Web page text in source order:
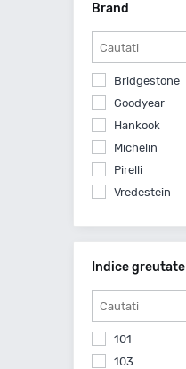
Brand
Bridgestone
Goodyear
Hankook
Michelin
Pirelli
Vredestein
Indice greutate
101
103